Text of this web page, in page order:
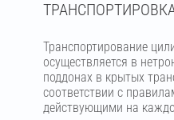
Транспортирование
осуществляется в
поддонах в крытых
соответствии с
действующими на